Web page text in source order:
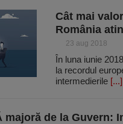
Cât mai
România
23 aug 2018
În luna iunie
la recordul
intermedierile [...]
majoră de la Guvern: